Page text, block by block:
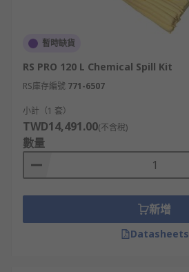
暫時缺貨
RS PRO 120 L Chemical Spill Kit
RS庫存編號 771-6507
小計（1 套）
TWD14,491.00(不含稅)
數量
新增
Datasheets